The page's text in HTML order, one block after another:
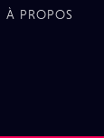
À PROPOS